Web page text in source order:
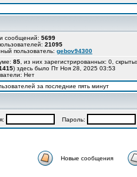
сообщений: 5699
21095
пользователь: gebov94300
85 , из них зарегистрированных: 0,
) здесь было Пт Ноя 28, 2025 03:53
Нет
за последние пять минут
Пароль:
Новые сообщения